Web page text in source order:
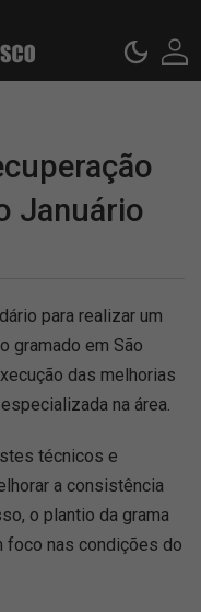
Januário
para realizar um
gramado em São
das melhorias
na área.
técnicos e
a consistência
o plantio da grama
foco nas condições do